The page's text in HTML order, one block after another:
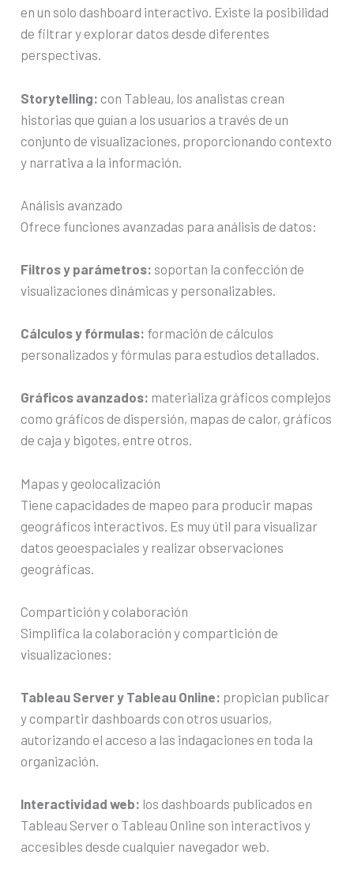
en un solo dashboard interactivo. Existe la posibilidad
de filtrar y explorar datos desde diferentes
perspectivas.
Storytelling: con Tableau, los analistas crean
historias que guían a los usuarios a través de un
conjunto de visualizaciones, proporcionando contexto
y narrativa a la información.
Análisis avanzado
Ofrece funciones avanzadas para análisis de datos:
Filtros y parámetros: soportan la confección de
visualizaciones dinámicas y personalizables.
Cálculos y fórmulas: formación de cálculos
personalizados y fórmulas para estudios detallados.
Gráficos avanzados: materializa gráficos complejos
como gráficos de dispersión, mapas de calor, gráficos
de caja y bigotes, entre otros.
Mapas y geolocalización
Tiene capacidades de mapeo para producir mapas
geográficos interactivos. Es muy útil para visualizar
datos geoespaciales y realizar observaciones
geográficas.
Compartición y colaboración
Simplifica la colaboración y compartición de
visualizaciones:
Tableau Server y Tableau Online: propician publicar
y compartir dashboards con otros usuarios,
autorizando el acceso a las indagaciones en toda la
organización.
Interactividad web: los dashboards publicados en
Tableau Server o Tableau Online son interactivos y
accesibles desde cualquier navegador web.